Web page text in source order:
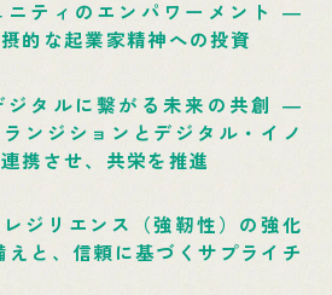
ニティのエンパワーメント ―
的な起業家精神への投資
ジタルに繋がる未来の共創 ―
ンジションとデジタル・イノ
携させ、共栄を推進
ジリエンス（強靭性）の強化
と、信頼に基づくサプライチ